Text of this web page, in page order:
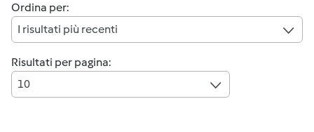
Ordina per:
I risultati più recenti
Risultati per pagina:
10